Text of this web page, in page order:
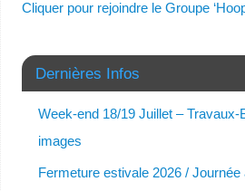
Cliquer pour rejoindre le Groupe
Dernières Infos
Week-end 18/19 Juillet – Travaux-
images
Fermeture estivale 2026 /